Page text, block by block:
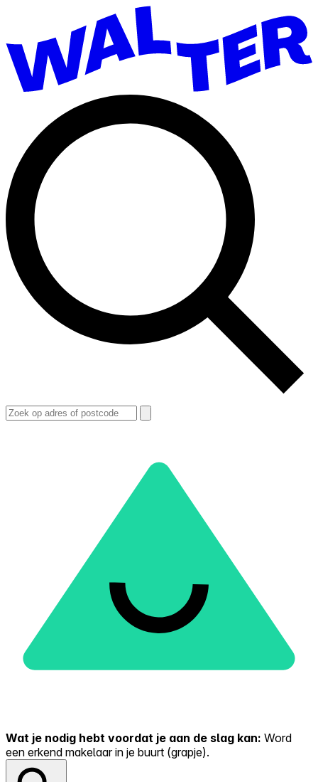
Wat je nodig hebt voordat je aan de slag kan: Word
een erkend makelaar in je buurt (grapje).